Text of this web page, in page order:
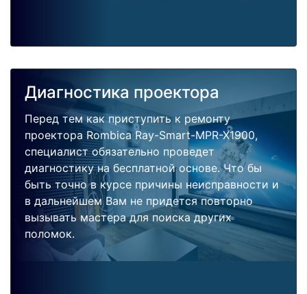
Диагностика проектора
Перед тем как приступить к ремонту
проектора Rombica Ray-Smart-MPR-X1900,
специалист обязательно проведет
диагностику на бесплатной основе. Что бы
быть точно в курсе причины неисправности и
в дальнейшем Вам не придется повторно
вызывать мастера для поиска других
поломок.